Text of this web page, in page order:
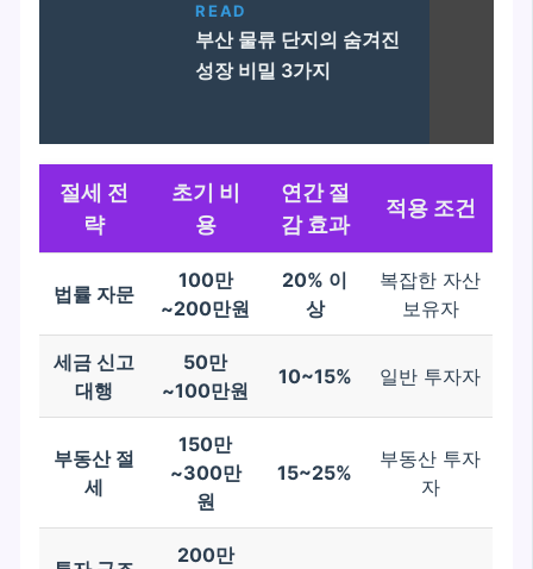
READ
부산 물류 단지의 숨겨진
성장 비밀 3가지
절세 전
략
초기 비
용
연간 절
감 효과
적용 조건
법률 자문
100만
~200만원
20% 이
상
복잡한 자산
보유자
세금 신고
대행
50만
~100만원
10~15% 일반 투자자
부동산 절
세
150만
~300만
원
15~25%
부동산 투자
자
200만